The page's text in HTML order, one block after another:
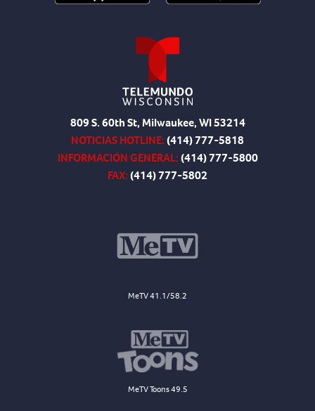
809 S. 60th St, Milwaukee, WI 53214
NOTICIAS HOTLINE:(414) 777-5818
INFORMACIÓN GENERAL:(414) 777-5800
FAX:(414) 777-5802
MeTV 41.1/58.2
MeTV Toons 49.5